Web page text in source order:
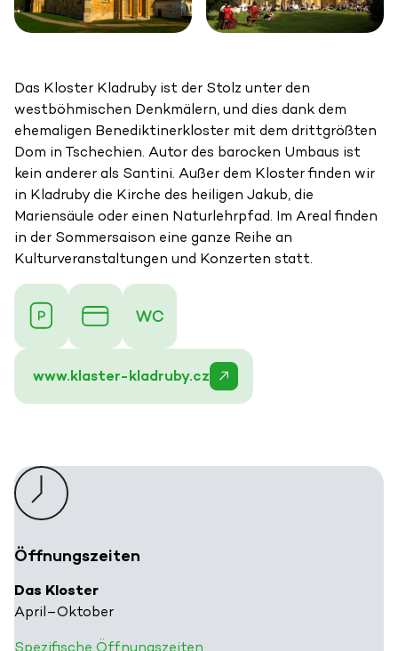
Das Kloster Kladruby ist der Stolz unter den
westböhmischen Denkmälern, und dies dank dem
ehemaligen Benediktinerkloster mit dem drittgrößten
Dom in Tschechien. Autor des barocken Umbaus ist
kein anderer als Santini. Außer dem Kloster finden wir
in Kladruby die Kirche des heiligen Jakub, die
Mariensäule oder einen Naturlehrpfad. Im Areal finden
in der Sommersaison eine ganze Reihe an
Kulturveranstaltungen und Konzerten statt.
www.klaster-kladruby.cz
Öffnungszeiten
Das Kloster
April–Oktober
Spezifische Öffnungszeiten